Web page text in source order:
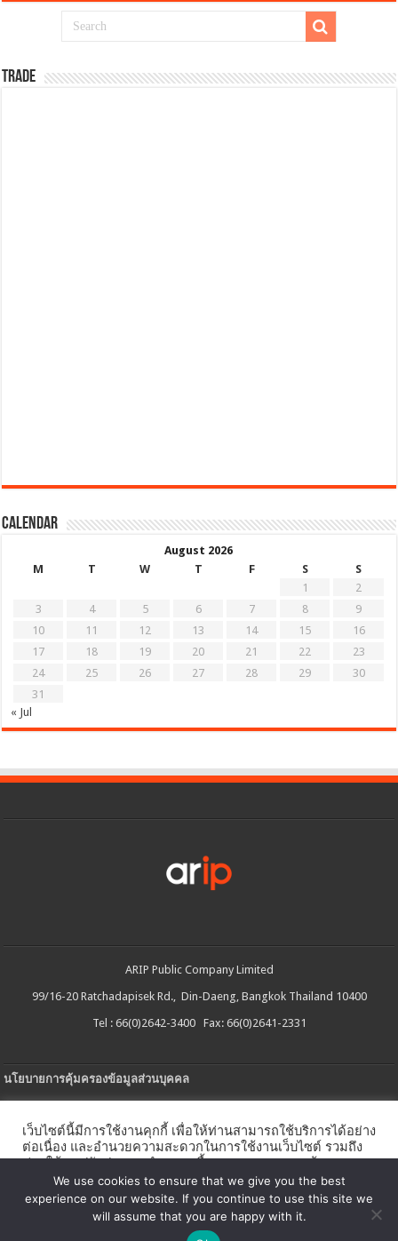
TRADE
Calendar
August 2026
M
T W T F S
S
1
2
3
4 5 6 7 8
9
10
11 12 13 14 15
16
17
18 19 20 21 22
23
24
25 26 27 28 29
30
31
« Jul
ARIP Public Company Limited
99/16-20 Ratchadapisek Rd., Din-Daeng, Bangkok Thailand 10400
Tel : 66(0)2642-3400 Fax: 66(0)2641-2331
นโยบายการคุ้มครองข้อมูลส่วนบุคคล
นโยบายการใช้คกกี้
นโยบายความปลอดภัยของข้อมูลสารสนเทศ
เว็บไซต์นี้มีการใช้งานคุกกี้ เพื่อให้ท่านสามารถใช้บริการได้อย่าง
ต่อเนื่อง และอำนวยความสะดวกในการใช้งานเว็บไซต์ รวมถึง
ช่วยให้เราปรับปรุงการนำเสนอเนื้อหาตรงตามความต้องการ
ของท่าน โดยสามารถศึกษารายละเอียดเพิ่มเติมได้ใน นโยบาย
คุกกี้
We use cookies to ensure that we give you the best
experience on our website. If you continue to use this site we
will assume that you are happy with it.